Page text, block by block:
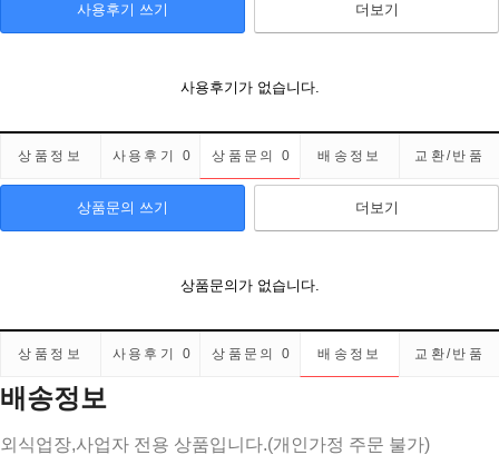
사용후기 쓰기 더보기
사용후기가 없습니다.
상품정보 사용후기 0 상품문의0 배송정보 교환/반품
상품문의 쓰기 더보기
상품문의가 없습니다.
상품정보 사용후기 0 상품문의0 배송정보 교환/반품
배송정보
외식업장,사업자 전용 상품입니다.(개인가정 주문 불가)